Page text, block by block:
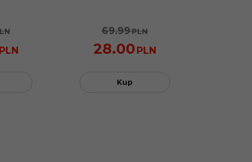
PLN
69.99PLN
28.00 PLN
Kup